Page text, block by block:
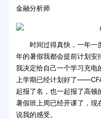
金融分析师
时间过得真快，一年一
年的暑假我都会提前计划安
我决定给自己一个学习充电
上学期已经计划好了
起报了名，也一起报了高顿
暑假班上周已经开课了，现
说我的感受。